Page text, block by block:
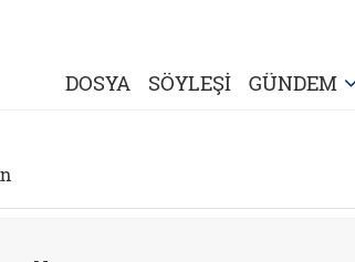
DOSYA SÖYLEŞİ GÜNDEM